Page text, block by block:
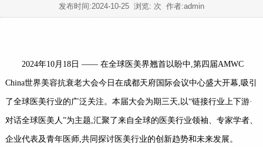
发布时间:2024-10-25 浏览: 次 作者:admin
2024年10月18日 —— 在全球医美界翘首以盼中,第四届AMWC
China世界美容抗衰老大会今日在成都天府国际会议中心盛大开幕,吸引
了全球医美行业的广泛关注。本届大会为期三天,以“链接行业上下游·
对话全球医美人”为主题,汇聚了来自全球的医美行业领袖、专家学者、
企业代表及青年医师,共同探讨医美行业的创新趋势和未来发展。